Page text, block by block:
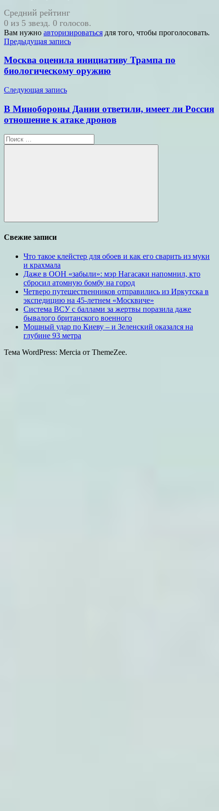
Средний рейтинг
0 из 5 звезд. 0 голосов.
Вам нужно авторизироваться для того, чтобы проголосовать.
Навигация
по
записям
Предыдущая запись
Москва оценила инициативу Трампа по
биологическому оружию
Следующая запись
В Минобороны Дании ответили, имеет ли Россия
отношение к атаке дронов
Поиск
для:
Поиск
Свежие записи
Что такое клейстер для обоев и как его сварить из муки
и крахмала
Даже в ООН «забыли»: мэр Нагасаки напомнил, кто
сбросил атомную бомбу на город
Четверо путешественников отправились из Иркутска в
экспедицию на 45-летнем «Москвиче»
Система ВСУ с баллами за жертвы поразила даже
бывалого британского военного
Мощный удар по Киеву – и Зеленский оказался на
глубине 93 метра
Тема WordPress: Mercia от ThemeZee.